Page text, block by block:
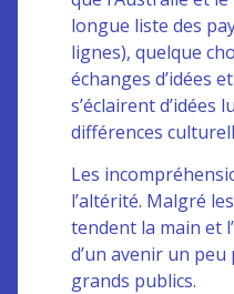
longue liste des
lignes), quelque
échanges d’idées
s’éclairent
différences
Les
l’altérité. Malgré
tendent la main et
d’un avenir un
grands publics.